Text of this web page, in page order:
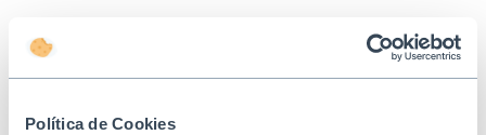
Política de Cookies